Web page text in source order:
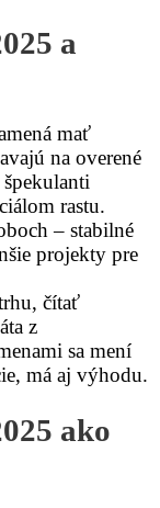
a
mať
na overené
rastu.
– stabilné
projekty pre
čítať
z
sa mení
má aj výhodu.
ako